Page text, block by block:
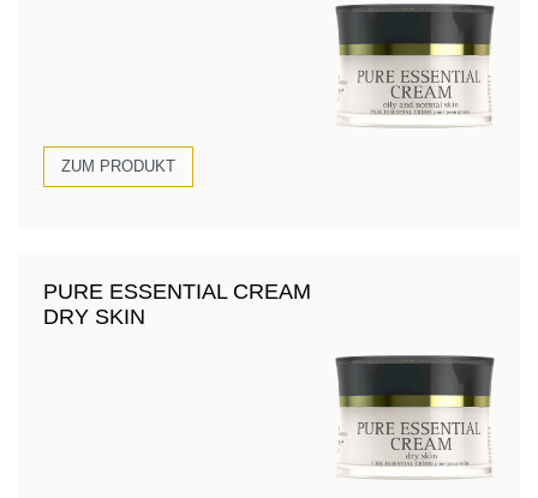
ZUM PRODUKT
PURE ESSENTIAL CREAM
DRY SKIN